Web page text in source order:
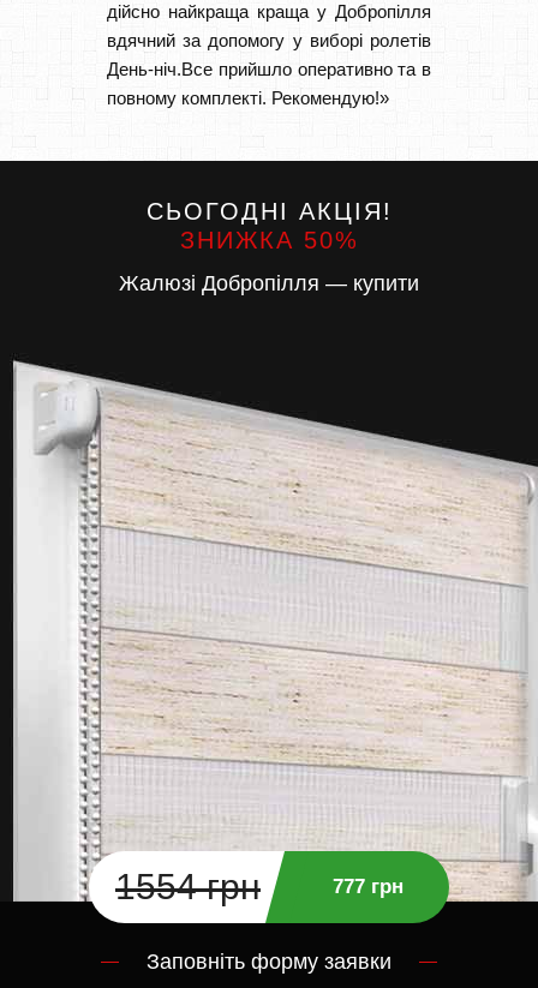
дійсно найкраща краща у Добропілля
вдячний за допомогу у виборі ролетів
День-ніч.Все прийшло оперативно та в
повному комплекті. Рекомендую!»
СЬОГОДНІ АКЦІЯ!
ЗНИЖКА 50%
Жалюзі Добропілля — купити
1554 грн 777 грн
Заповніть форму заявки